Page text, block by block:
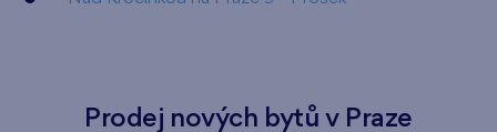
Prodej nových bytů v Praze